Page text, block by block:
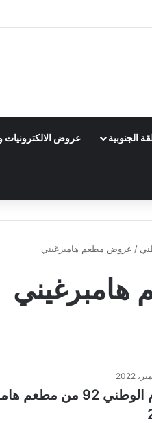
الجنوبية عروض الالكترونيات و
/ عروض مطعم هامبرغيني
عروض اليوم